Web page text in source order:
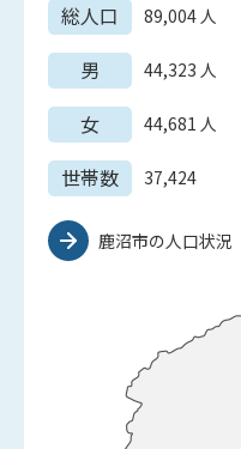
総人口 89,004人
男 44,323 人
女 44,681 人
世帯数 37,424
鹿沼市の人口状況